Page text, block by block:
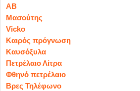
ΑΒ
Μασούτης
Vicko
Καιρός πρόγνωση
Καυσόξυλα
Πετρέλαιο Λίτρα
Φθηνό πετρέλαιο
Βρες Τηλέφωνο